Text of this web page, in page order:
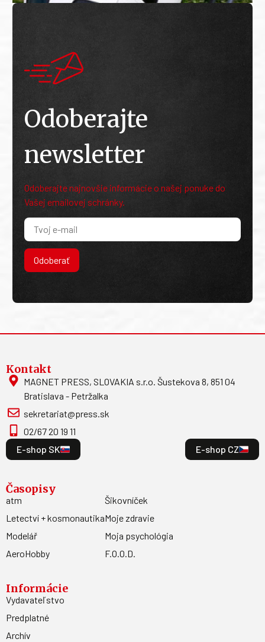
Odoberajte
newsletter
Odoberajte najnovšie informácie o našej ponuke do
Vašej emailovej schránky.
Odoberať
Kontakt
MAGNET PRESS, SLOVAKIA s.r.o. Šustekova 8, 851 04
Bratislava - Petržalka
sekretariat@press.sk
02/67 20 19 11
E-shop SK
E-shop CZ
Časopisy
atm
Letectví + kosmonautika
Modelář
AeroHobby
Šikovníček
Moje zdravie
Moja psychológia
F.O.O.D.
Informácie
Vydavateľstvo
Predplatné
Archív